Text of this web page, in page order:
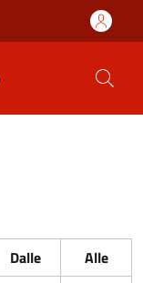
Dalle
Alle